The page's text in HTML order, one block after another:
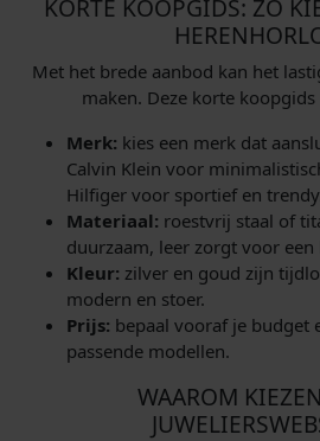
KORTE KOOPGIDS: ZO
Met het brede aanbod kan het
maken. Deze korte
Merk: kies een merk dat
Calvin Klein voor
Hilfiger voor sportief en
Materiaal: roestvrij staal of
duurzaam, leer zorgt voor
Kleur: zilver en goud zijn
modern en stoer.
Prijs: bepaal vooraf je budget
passende modellen.
WAAROM